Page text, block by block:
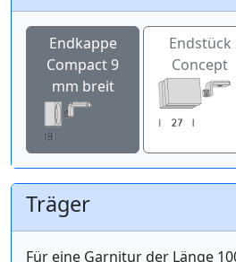
Endkappe
Compact 9
mm breit
Endstück
Concept
Träger
Für eine Garnitur der Länge 100 cm